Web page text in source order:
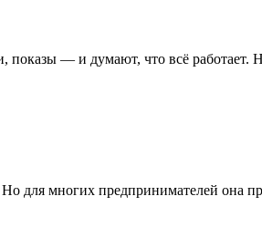
— и думают, что всё работает.
многих предпринимателей она